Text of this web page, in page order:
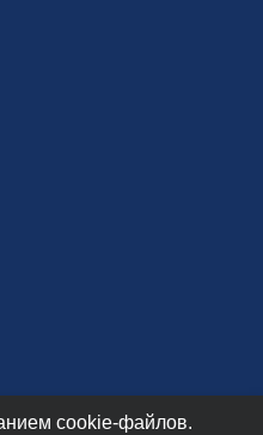
cookie-файлов.